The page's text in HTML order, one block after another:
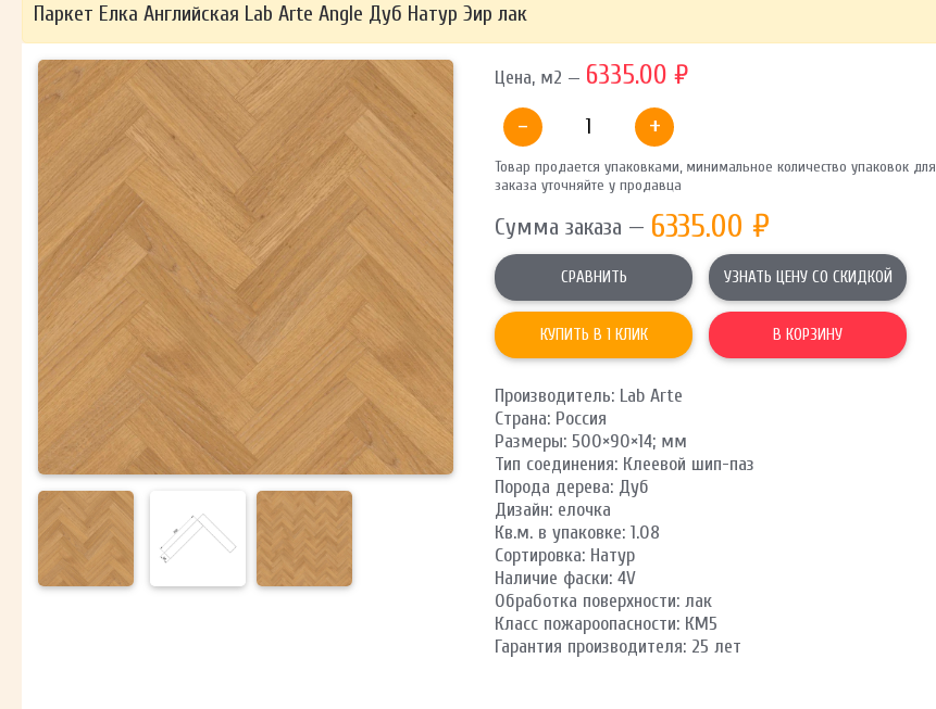
ОТПРАВИТЬ
Ваши данные не будут переданы третьим лицам
Паркет Елка Английская Lab Arte Angle Дуб Натур Эир лак
Цена, м2 — 6335.00 ₽
-
+
Товар продается упаковками, минимальное количество упаковок для
заказа уточняйте у продавца
Сумма заказа — 6335.00 ₽
СРАВНИТЬ УЗНАТЬ ЦЕНУ СО СКИДКОЙ
КУПИТЬ В 1 КЛИК В КОРЗИНУ
Производитель: Lab Arte
Страна: Россия
Размеры: 500×90×14; мм
Тип соединения: Клеевой шип-паз
Порода дерева: Дуб
Дизайн: елочка
Кв.м. в упаковке: 1.08
Сортировка: Натур
Наличие фаски: 4V
Обработка поверхности: лак
Класс пожароопасности: КМ5
Гарантия производителя: 25 лет